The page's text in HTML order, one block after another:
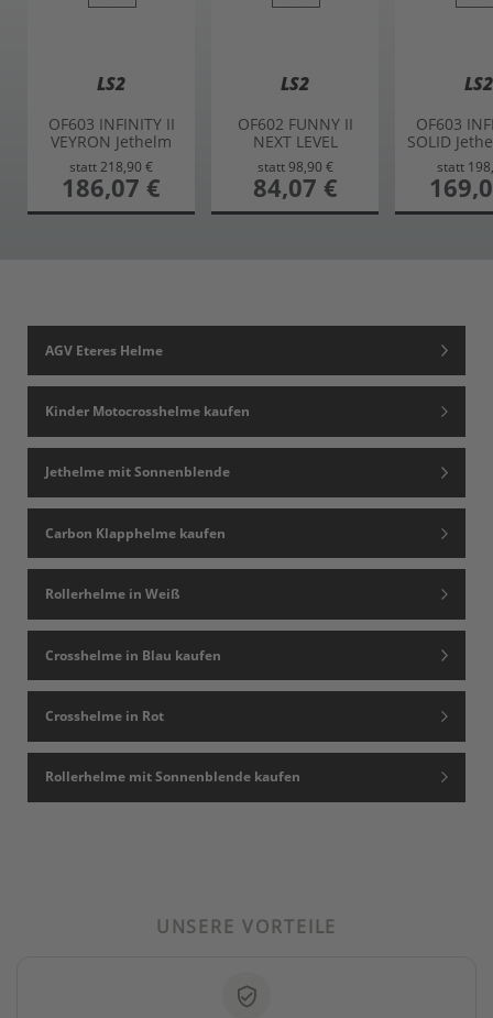
LS2
OF603 INFINITY II
VEYRON Jethelm
grau-weiss 3XL
statt218,90 €
sonderangebot
186,07 €
LS2
OF602 FUNNY II
NEXT LEVEL
Kinderhelm weiss L
statt 98,90 €
sonderangebot
84,07 €
LS2
OF603
SOLID
concrete
statt
AGV Eteres Helme
Kinder Motocrosshelme kaufen
Jethelme mit Sonnenblende
Carbon Klapphelme kaufen
Rollerhelme in Weiß
Crosshelme in Blau kaufen
Crosshelme in Rot
Rollerhelme mit Sonnenblende kaufen
UNSERE VORTEILE
verified_user